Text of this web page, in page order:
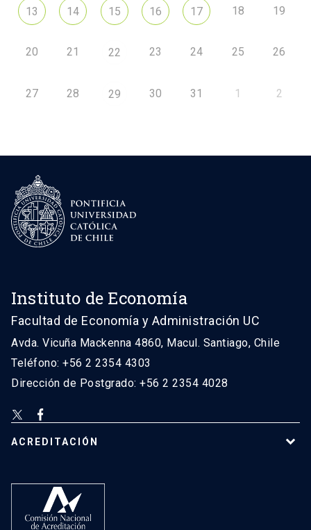
13 14 15 16 17 18 19
20 21 22 23 24 25 26
27 28 29 30 31 1 2
Instituto de Economía
Facultad de Economía y Administración UC
Avda. Vicuña Mackenna 4860, Macul. Santiago, Chile
Teléfono: +56 2 2354 4303
Dirección de Postgrado: +56 2 2354 4028
ACREDITACIÓN